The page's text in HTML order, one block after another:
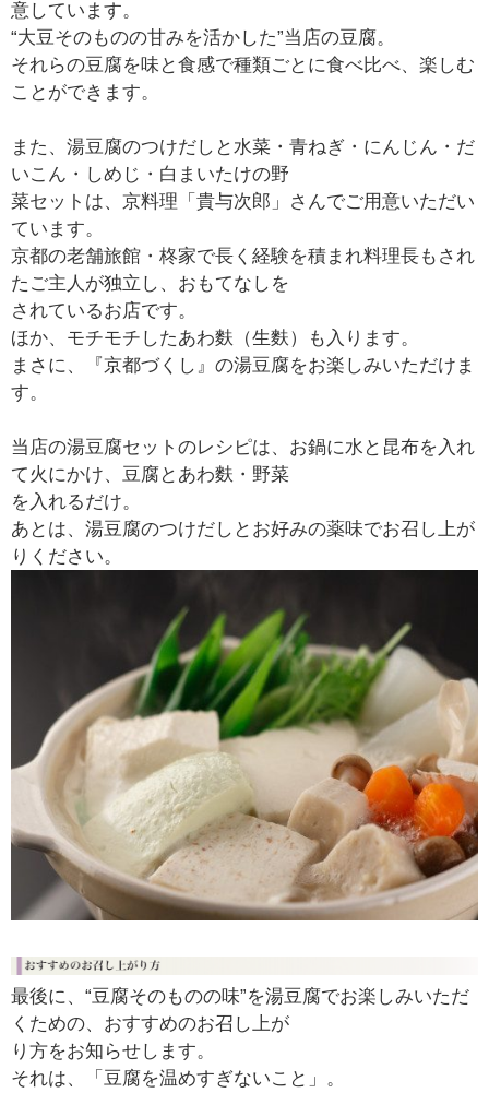
意しています。
“大豆そのものの甘みを活かした”当店の豆腐。
それらの豆腐を味と食感で種類ごとに食べ比べ、楽しむ
ことができます。
また、湯豆腐のつけだしと水菜・青ねぎ・にんじん・だ
いこん・しめじ・白まいたけの野
菜セットは、京料理「貴与次郎」さんでご用意いただい
ています。
京都の老舗旅館・柊家で長く経験を積まれ料理長もされ
たご主人が独立し、おもてなしを
されているお店です。
ほか、モチモチしたあわ麩（生麩）も入ります。
まさに、『京都づくし』の湯豆腐をお楽しみいただけま
す。
当店の湯豆腐セットのレシピは、お鍋に水と昆布を入れ
て火にかけ、豆腐とあわ麩・野菜
を入れるだけ。
あとは、湯豆腐のつけだしとお好みの薬味でお召し上が
りください。
最後に、“豆腐そのものの味”を湯豆腐でお楽しみいただ
くための、おすすめのお召し上が
り方をお知らせします。
それは、「豆腐を温めすぎないこと」。